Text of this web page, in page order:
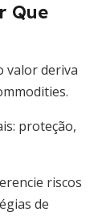
Que
valor deriva
proteção,
riscos
de